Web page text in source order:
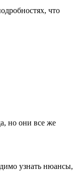
что
но они все же
узнать нюансы,